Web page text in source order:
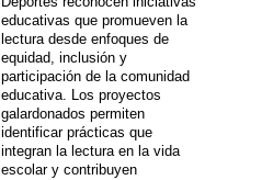
educativas que promueven la
lectura desde enfoques de
equidad, inclusión y
participación de la comunidad
educativa. Los proyectos
galardonados permiten
identificar prácticas que
integran la lectura en la vida
escolar y contribuyen